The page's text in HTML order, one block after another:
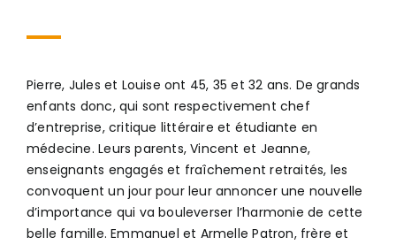
Pierre, Jules et Louise ont 45, 35 et 32 ans. De grands
enfants donc, qui sont respectivement chef
d’entreprise, critique littéraire et étudiante en
médecine. Leurs parents, Vincent et Jeanne,
enseignants engagés et fraîchement retraités, les
convoquent un jour pour leur annoncer une nouvelle
d’importance qui va bouleverser l’harmonie de cette
belle famille. Emmanuel et Armelle Patron, frère et